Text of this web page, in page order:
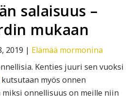
salaisuus –
mukaan
2019 | Elämää mormonina
Kenties juuri sen vuoksi
kutsutaan myös onnen
onnellisuus on meille niin